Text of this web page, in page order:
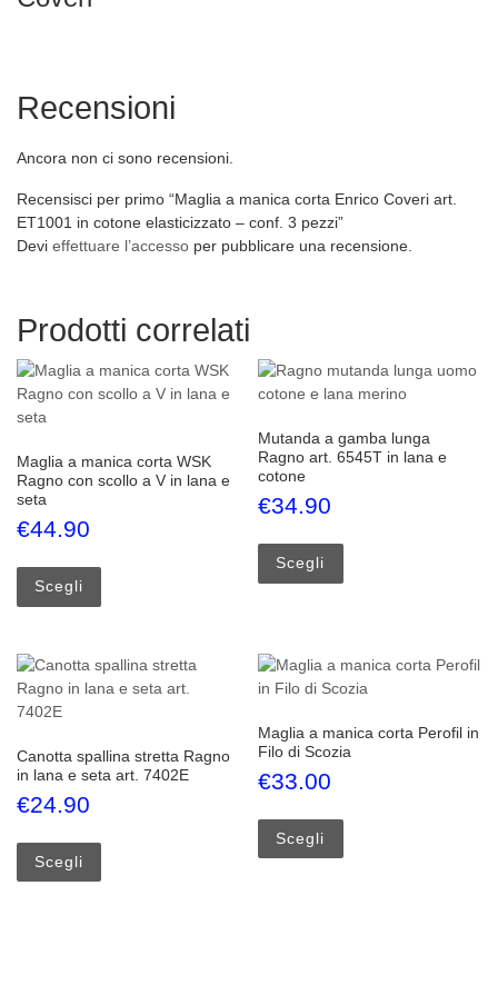
Recensioni
Ancora non ci sono recensioni.
Recensisci per primo “Maglia a manica corta Enrico Coveri art.
ET1001 in cotone elasticizzato – conf. 3 pezzi”
Devi effettuare l’accesso per pubblicare una recensione.
Prodotti correlati
Maglia a manica corta WSK
Ragno con scollo a V in lana e
seta
€44.90
Scegli
Questo prodotto ha più varianti. Le opzioni possono
Mutanda a gamba lunga
Ragno art. 6545T in lana e
cotone
€34.90
Scegli
Canotta spallina stretta Ragno
in lana e seta art. 7402E
€24.90
Scegli
Questo prodotto ha più varianti. Le opzioni possono
Maglia a manica corta Perofil in
Filo di Scozia
€33.00
Scegli